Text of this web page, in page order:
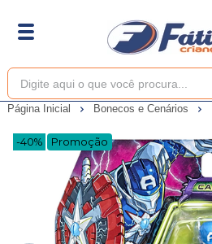
Página Inicial Bonecos e Cenários
-40% Promoção